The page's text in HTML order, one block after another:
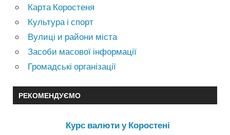
Карта Коростеня
Культура і спорт
Вулиці и райони міста
Засоби масової інформації
Громадські організації
РЕКОМЕНДУЄМО
Курс валюти у Коростені